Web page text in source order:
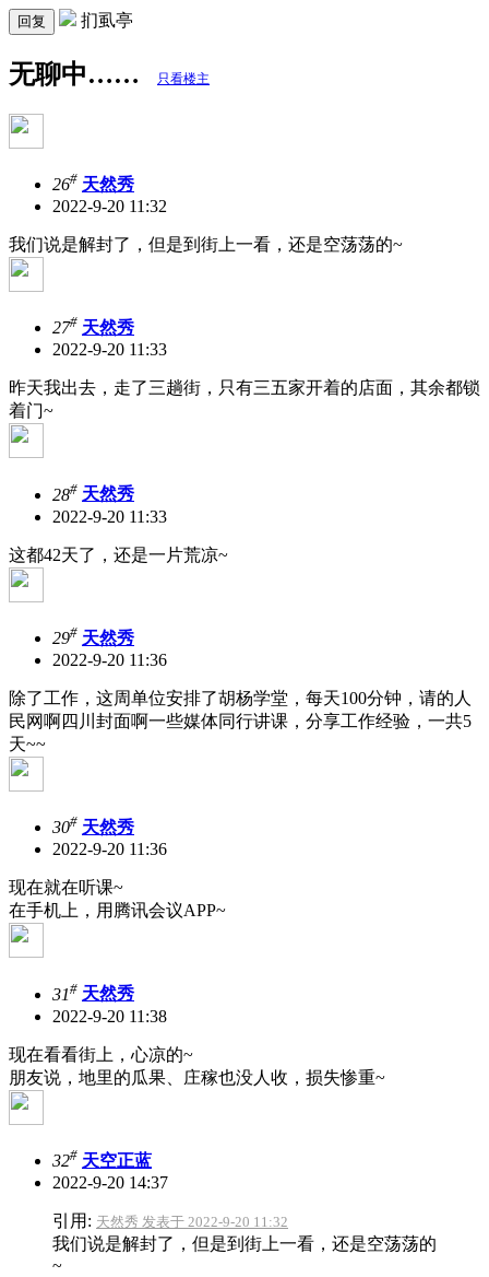
回复 扪虱亭
无聊中…… 只看楼主
26# 天然秀
2022-9-20 11:32
我们说是解封了，但是到街上一看，还是空荡荡的~
27# 天然秀
2022-9-20 11:33
昨天我出去，走了三趟街，只有三五家开着的店面，其余都锁
着门~
28# 天然秀
2022-9-20 11:33
这都42天了，还是一片荒凉~
29# 天然秀
2022-9-20 11:36
除了工作，这周单位安排了胡杨学堂，每天100分钟，请的人
民网啊四川封面啊一些媒体同行讲课，分享工作经验，一共5
天~~
30# 天然秀
2022-9-20 11:36
现在就在听课~
在手机上，用腾讯会议APP~
31# 天然秀
2022-9-20 11:38
现在看看街上，心凉的~
朋友说，地里的瓜果、庄稼也没人收，损失惨重~
32# 天空正蓝
2022-9-20 14:37
引用: 天然秀 发表于 2022-9-20 11:32
我们说是解封了，但是到街上一看，还是空荡荡的
~